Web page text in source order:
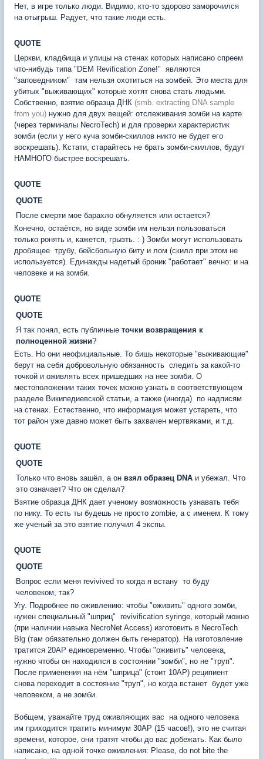
Нет, в игре только люди. Видимо, кто-то здорово заморочился
на отыгрыш. Радует, что такие люди есть.
QUOTE
Церкви, кладбища и улицы на стенах которых написано спреем
что-нибудь типа "DEM Revification Zone!" являются
"заповедником"  там нельзя охотиться на зомбей. Это места для
убитых "выживающих" которые хотят снова стать людьми.
Собственно, взятие образца ДНК (smb. extracting DNA sample
from you) нужно для двух вещей: отслеживания зомби на карте
(через терминалы NecroTech) и для проверки характеристик
зомби (если у него куча зомби-скиллов никто не будет его
воскрешать). Кстати, старайтесь не брать зомби-скиллов, будут
НАМНОГО быстрее воскрешать.
QUOTE
QUOTE
После смерти мое барахло обнуляется или остается?
Конечно, остаётся, но виде зомби им нельзя пользоваться 
только ронять и, кажется, грызть. : ) Зомби могут использовать
дробящее  трубу, бейсбольную биту и лом (скилл при этом не
используется). Единажды надетый броник "работает" вечно: и на
человеке и на зомби.
QUOTE
QUOTE
Я так понял, есть публичные точки возвращения к
полноценной жизни?
Есть. Но они неофициальные. То бишь некоторые "выживающие"
берут на себя добровольную обязанность  следить за какой-то
точкой и оживлять всех пришедших на нее зомби. О
местоположении таких точек можно узнать в соответствующем
разделе Википедиевской статьи, а также (иногда)  по надписям
на стенах. Естественно, что информация может устареть, что
тот район уже давно может быть захвачен мертвяками, и т.д.
QUOTE
QUOTE
Только что вновь зашёл, а он взял образец DNA и убежал. Что
это означает? Что он сделал?
Взятие образца ДНК дает ученому возможность узнавать тебя
по нику. То есть ты будешь не просто zombie, а с именем. К тому
же ученый за это взятие получил 4 экспы.
QUOTE
QUOTE
Вопрос если меня revivived то когда я встану  то буду
человеком, так?
Угу. Подробнее по оживлению: чтобы "оживить" одного зомби,
нужен специальный "шприц"  revivification syringe, который можно
(при наличии навыка NecroNet Access) изготовить в NecroTech
Blg (там обязательно должен быть генератор). На изготовление
тратится 20АР единовременно. Чтобы "оживить" человека,
нужно чтобы он находился в состоянии "зомби", но не "труп".
После применения на нём "шприца" (стоит 10АР) реципиент
снова переходит в состояние "труп", но когда встанет  будет уже
человеком, а не зомби.
Вобщем, уважайте труд оживляющих вас  на одного человека
им приходится тратить минимум 30АР (15 часов!), это не считая
времени, которое, они тратят чтобы до вас добежать. Как было
написано, на одной точке оживления: Please, do not bite the